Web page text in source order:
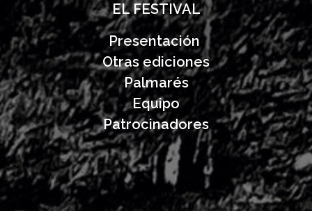
EL FESTIVAL
Presentación
Otras ediciones
Palmarés
Equipo
Patrocinadores